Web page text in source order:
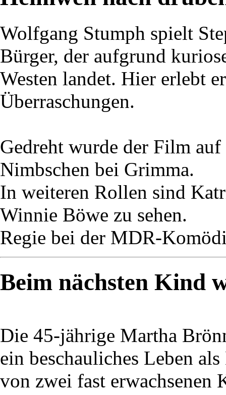
Wolfgang Stumph spielt
Bürger, der aufgrund
Westen landet. Hier erlebt
Überraschungen.
Gedreht wurde der Film
Nimbschen bei Grimma.
In weiteren Rollen sind
Winnie Böwe zu sehen.
Regie bei der MDR-
Beim nächsten Kind
Die 45-jährige Martha
ein beschauliches Leben
von zwei fast erwachsenen